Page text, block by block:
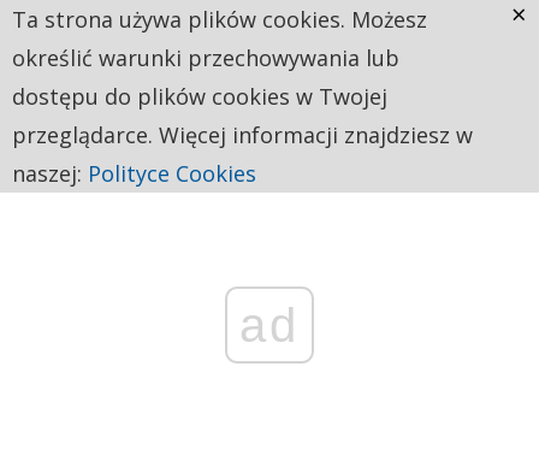
ad
Ta strona używa plików cookies. Możesz
określić warunki przechowywania lub
dostępu do plików cookies w Twojej
przeglądarce. Więcej informacji znajdziesz w
naszej: Polityce Cookies
×